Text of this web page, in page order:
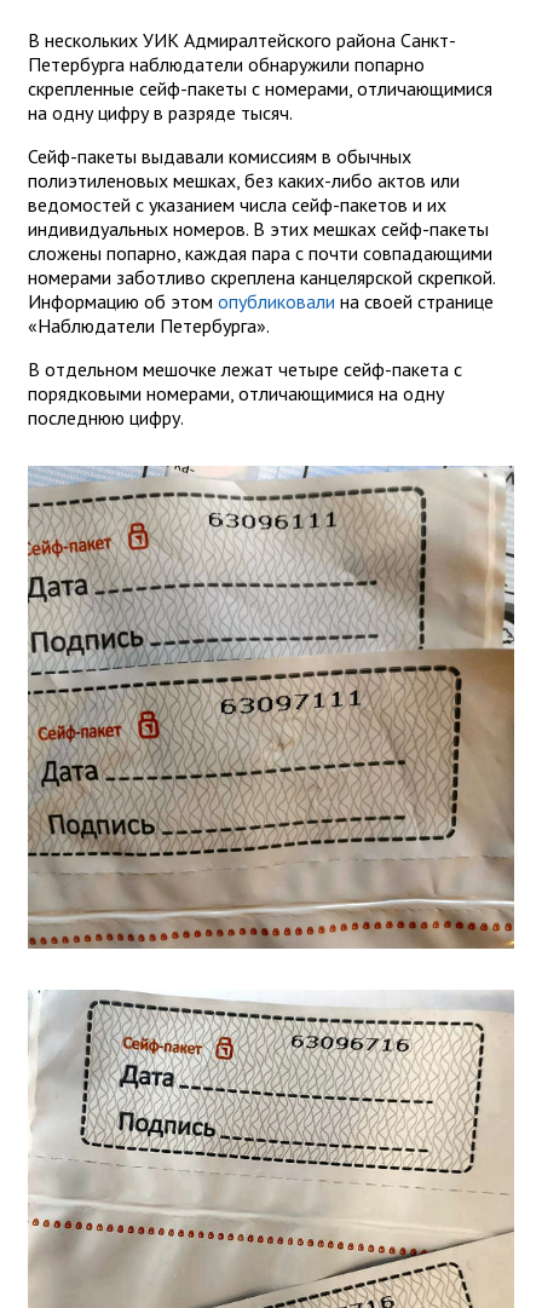
В нескольких УИК Адмиралтейского района Санкт-
Петербурга наблюдатели обнаружили попарно
скрепленные сейф-пакеты с номерами, отличающимися
на одну цифру в разряде тысяч.
Сейф-пакеты выдавали комиссиям в обычных
полиэтиленовых мешках, без каких-либо актов или
ведомостей с указанием числа сейф-пакетов и их
индивидуальных номеров. В этих мешках сейф-пакеты
сложены попарно, каждая пара с почти совпадающими
номерами заботливо скреплена канцелярской скрепкой.
Информацию об этом опубликовали на своей странице
«Наблюдатели Петербурга».
В отдельном мешочке лежат четыре сейф-пакета с
порядковыми номерами, отличающимися на одну
последнюю цифру.